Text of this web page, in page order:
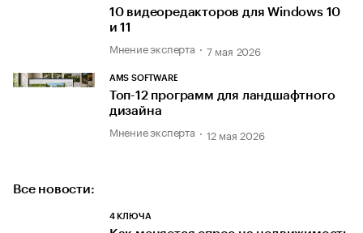
10 видеоредакторов для Windows 10
и 11
Мнение эксперта 7 мая 2026
AMS SOFTWARE
Топ-12 программ для ландшафтного
дизайна
Мнение эксперта 12 мая 2026
Все новости:
4 КЛЮЧА